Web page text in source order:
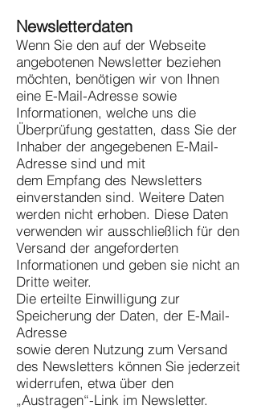
Newsletterdaten
Wenn Sie den auf der Webseite
angebotenen Newsletter beziehen
möchten, benötigen wir von Ihnen
eine E-Mail-Adresse sowie
Informationen, welche uns die
Überprüfung gestatten, dass Sie der
Inhaber der angegebenen E-Mail-
Adresse sind und mit
dem Empfang des Newsletters
einverstanden sind. Weitere Daten
werden nicht erhoben. Diese Daten
verwenden wir ausschließlich für den
Versand der angeforderten
Informationen und geben sie nicht an
Dritte weiter.
Die erteilte Einwilligung zur
Speicherung der Daten, der E-Mail-
Adresse
sowie deren Nutzung zum Versand
des Newsletters können Sie jederzeit
widerrufen, etwa über den
„Austragen“-Link im Newsletter.